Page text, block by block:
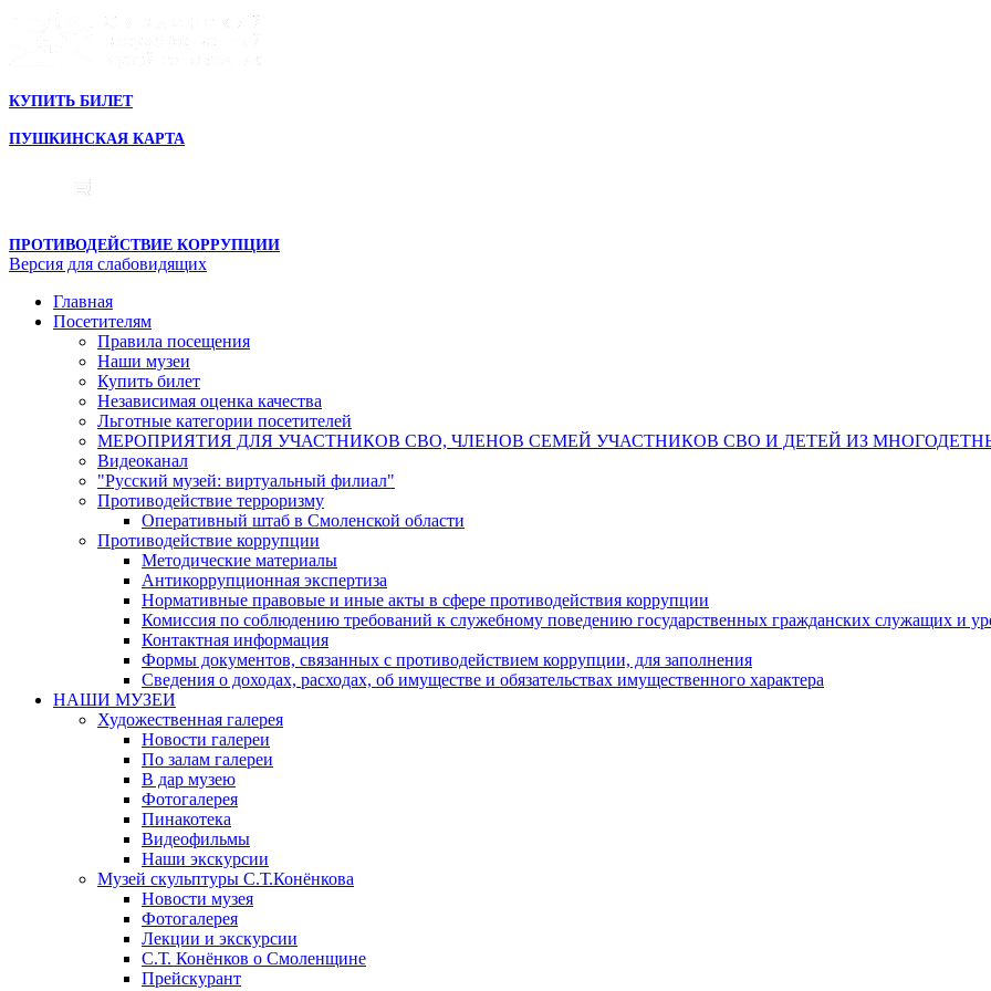
КУПИТЬ БИЛЕТ
ПУШКИНСКАЯ КАРТА
ПРОТИВОДЕЙСТВИЕ КОРРУПЦИИ
Версия для слабовидящих
Главная
Посетителям
Правила посещения
Наши музеи
Купить билет
Независимая оценка качества
Льготные категории посетителей
МЕРОПРИЯТИЯ ДЛЯ УЧАСТНИКОВ СВО, ЧЛЕНОВ СЕМЕЙ УЧАСТНИКОВ СВО И ДЕТЕЙ ИЗ
Видеоканал
"Русский музей: виртуальный филиал"
Противодействие терроризму
Оперативный штаб в Смоленской области
Противодействие коррупции
Методические материалы
Антикоррупционная экспертиза
Нормативные правовые и иные акты в сфере противодействия коррупции
Комиссия по соблюдению требований к служебному поведению государственных гражданских служащих и
Контактная информация
Формы документов, связанных с противодействием коррупции, для заполнения
Сведения о доходах, расходах, об имуществе и обязательствах имущественного характера
НАШИ МУЗЕИ
Художественная галерея
Новости галереи
По залам галереи
В дар музею
Фотогалерея
Пинакотека
Видеофильмы
Наши экскурсии
Музей скульптуры С.Т.Конёнкова
Новости музея
Фотогалерея
Лекции и экскурсии
С.Т. Конёнков о Смоленщине
Прейскурант